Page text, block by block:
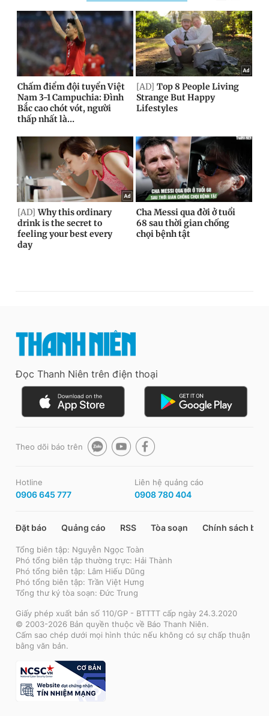
Đọc Thanh Niên trên điện thoại
Theo dõi báo trên
Hotline
0906 645 777
Liên hệ quảng cáo
0908 780 404
Đặt báo Quảng cáo RSS Tòa soạn Chính sách bảo
Tổng biên tập: Nguyễn Ngọc Toàn
Phó tổng biên tập thường trực: Hải Thành
Phó tổng biên tập: Lâm Hiếu Dũng
Phó tổng biên tập: Trần Việt Hưng
Tổng thư ký tòa soạn: Đức Trung
Giấy phép xuất bản số 110/GP - BTTTT cấp ngày 24.3.2020
© 2003-2026 Bản quyền thuộc về Báo Thanh Niên.
Cấm sao chép dưới mọi hình thức nếu không có sự chấp thuận
bằng văn bản.